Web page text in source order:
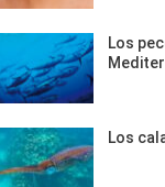
Los
Los